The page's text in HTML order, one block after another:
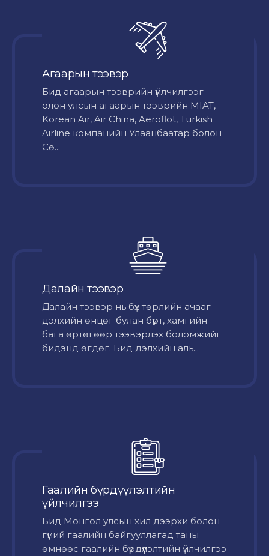
Агаарын тээвэр
Бид агаарын тээврийн үйлчилгээг
олон улсын агаарын тээврийн MIAT,
Korean Air, Air China, Aeroflot, Turkish
Airline компанийн Улаанбаатар болон
Сө...
Далайн тээвэр
Далайн тээвэр нь бүх төрлийн ачааг
дэлхийн өнцөг булан бүрт, хамгийн
бага өртөгөөр тээвэрлэх боломжийг
бидэнд өгдөг. Бид дэлхийн аль...
Гаалийн бүрдүүлэлтийн
үйлчилгээ
Бид Монгол улсын хил дээрхи болон
гүний гаалийн байгууллагад таны
өмнөөс гаалийн бүрдүүлэлтийн үйлчилгээ